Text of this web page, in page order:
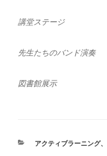
講堂ステージ
先生たちのバンド演奏
図書館展示
カ
アクティブラーニング、